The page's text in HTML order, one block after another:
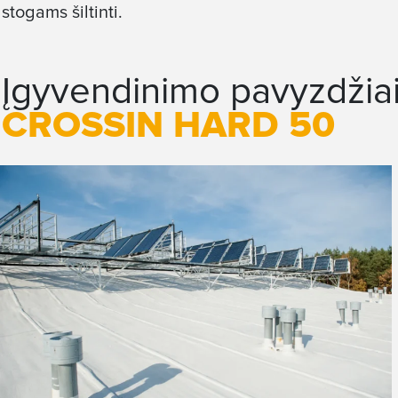
stogams šiltinti.
Įgyvendinimo
CROSSIN HARD 50